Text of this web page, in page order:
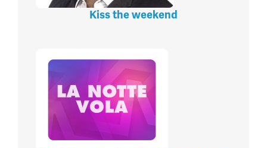
Kiss the weekend